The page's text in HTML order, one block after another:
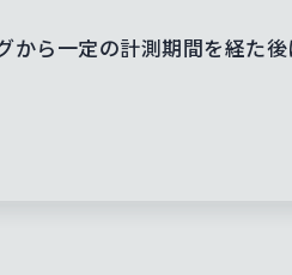
ら一定の計測期間を経た